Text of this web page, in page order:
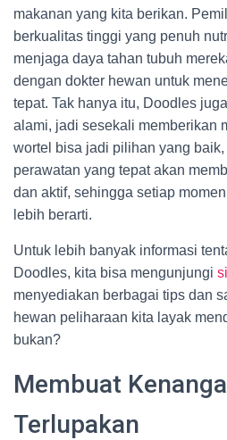
makanan yang kita berikan.
berkualitas tinggi yang penuh
menjaga daya tahan tubuh
dengan dokter hewan untuk
tepat. Tak hanya itu, Doodles
alami, jadi sesekali memberikan
wortel bisa jadi pilihan yang
perawatan yang tepat akan
dan aktif, sehingga setiap
lebih berarti.
Untuk lebih banyak informasi
Doodles, kita bisa mengunjungi
menyediakan berbagai tips dan
hewan peliharaan kita layak
bukan?
Membuat
Terlupakan